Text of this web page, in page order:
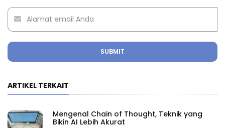
SUBMIT
ARTIKEL TERKAIT
Mengenal Chain of Thought, Teknik yang
Bikin AI Lebih Akurat